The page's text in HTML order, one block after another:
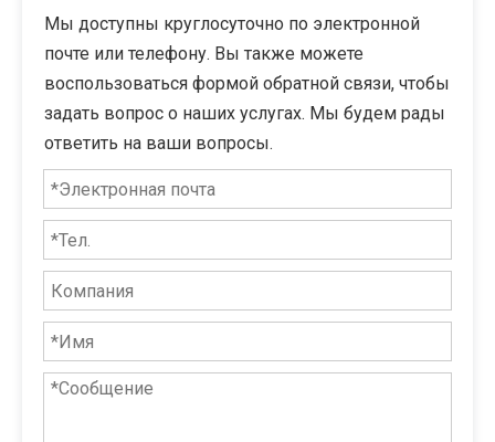
Мы доступны круглосуточно по электронной
почте или телефону. Вы также можете
воспользоваться формой обратной связи, чтобы
задать вопрос о наших услугах. Мы будем рады
ответить на ваши вопросы.